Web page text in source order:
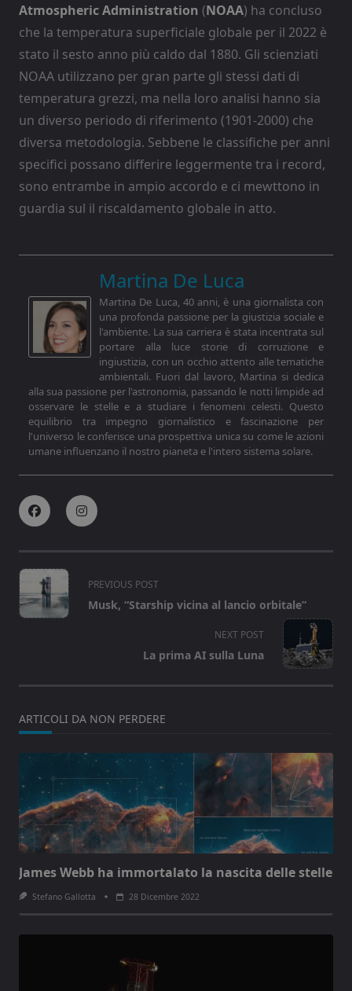
Atmospheric Administration (NOAA) ha concluso
che la temperatura superficiale globale per il 2022 è
stato il sesto anno più caldo dal 1880. Gli scienziati
NOAA utilizzano per gran parte gli stessi dati di
temperatura grezzi, ma nella loro analisi hanno sia
un diverso periodo di riferimento (1901-2000) che
diversa metodologia. Sebbene le classifiche per anni
specifici possano differire leggermente tra i record,
sono entrambe in ampio accordo e ci mewttono in
guardia sul il riscaldamento globale in atto.
Martina De Luca
Martina De Luca, 40 anni, è una giornalista con
una profonda passione per la giustizia sociale e
l'ambiente. La sua carriera è stata incentrata sul
portare alla luce storie di corruzione e
ingiustizia, con un occhio attento alle tematiche
ambientali. Fuori dal lavoro, Martina si dedica
alla sua passione per l'astronomia, passando le notti limpide ad
osservare le stelle e a studiare i fenomeni celesti. Questo
equilibrio tra impegno giornalistico e fascinazione per
l'universo le conferisce una prospettiva unica su come le azioni
umane influenzano il nostro pianeta e l'intero sistema solare.
<span
class="nav-
subtitle
PREVIOUS POST
Musk, “Starship vicina al lancio orbitale”
NEXT POST
La prima AI sulla Luna
ARTICOLI DA NON PERDERE
James Webb ha immortalato la nascita delle stelle
Stefano Gallotta 28 Dicembre 2022